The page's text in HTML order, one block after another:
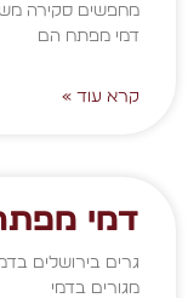
מחפשים סקירה
דמי מפתח הם
קרא עוד »
דמי
גרים בירושלים
מגורים בדמי